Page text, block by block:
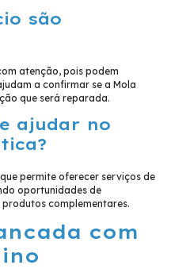
são
atenção, pois podem
a confirmar se a Mola
que será reparada.
ajudar no
permite oferecer serviços de
oportunidades de
complementares.
com